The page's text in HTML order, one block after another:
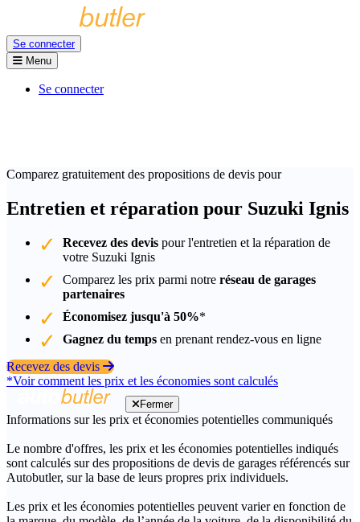
Se connecter
Menu
Se connecter
Comparez gratuitement des propositions de devis pour
Entretien et réparation pour Suzuki Ignis
Recevez des devis pour l'entretien et la réparation de
votre Suzuki Ignis
Comparez les prix parmi notre réseau de garages
partenaires
Économisez jusqu'à 50%*
Gagnez du temps en prenant rendez-vous en ligne
Recevez des devis
*Voir comment les prix et les économies sont calculés
Fermer
Informations sur les prix et économies potentielles communiqués
Le nombre d'offres, les prix et les économies potentielles indiqués
sont calculés sur des propositions de devis de garages référencés sur
Autobutler, sur la base de leurs propres prix individuels.
Les prix et les économies potentielles peuvent varier en fonction de